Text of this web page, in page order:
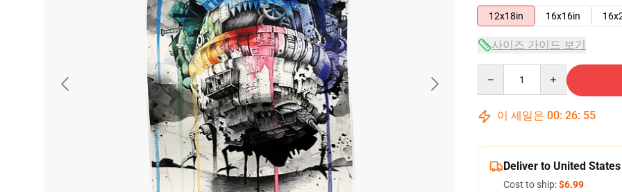
12x18in
16x16in
사이즈 가이드 보기
이 세일은 00: 26: 54
Deliver to United States
Cost to ship:$6.99